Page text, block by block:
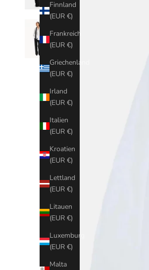
Finnland
(EUR €)
Frankreich
(EUR €)
Griechenland
(EUR €)
Irland
(EUR €)
Italien
(EUR €)
Kroatien
(EUR €)
Lettland
(EUR €)
Litauen
(EUR €)
Luxemburg
(EUR €)
Malta